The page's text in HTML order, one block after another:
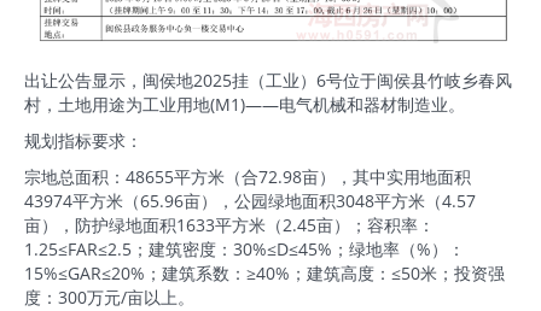
出让公告显示，闽侯地2025挂（工业）6号位于闽侯县竹岐乡春风
村，土地用途为工业用地(M1)——电气机械和器材制造业。
规划指标要求：
宗地总面积：48655平方米（合72.98亩），其中实用地面积
43974平方米（65.96亩），公园绿地面积3048平方米（4.57
亩），防护绿地面积1633平方米（2.45亩）；容积率：
1.25≤FAR≤2.5；建筑密度：30%≤D≤45%；绿地率（%）：
15%≤GAR≤20%；建筑系数：≥40%；建筑高度：≤50米；投资强
度：300万元/亩以上。